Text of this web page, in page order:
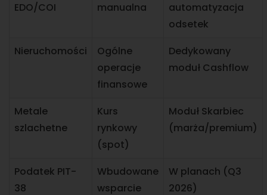
EDO/COI
manualna
automatyzacja
odsetek
Nieruchomości
Ogólne
operacje
finansowe
Dedykowany
moduł Cashflow
Metale
szlachetne
Kurs
rynkowy
(spot)
Moduł Skarbiec
(marża/premium)
Podatek PIT-
38
Wbudowane
wsparcie
W planach (Q3
2026)